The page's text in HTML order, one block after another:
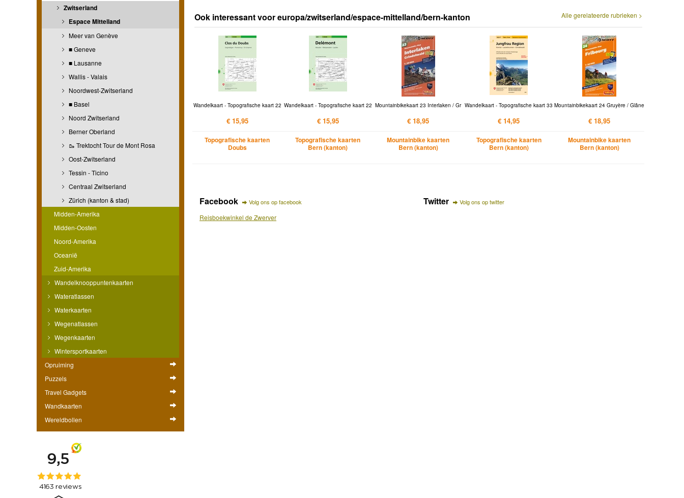
Zwitserland
Espace Mittelland
Meer van Genève
■ Geneve
■ Lausanne
Wallis - Valais
Noordwest-Zwitserland
■ Basel
Noord Zwitserland
Berner Oberland
🥾 Trektocht Tour de Mont Rosa
Oost-Zwitserland
Tessin - Ticino
Centraal Zwitserland
Zürich (kanton & stad)
Midden-Amerika
Midden-Oosten
Noord-Amerika
Oceanië
Zuid-Amerika
Wandelknooppuntenkaarten
Wateratlassen
Waterkaarten
Wegenatlassen
Wegenkaarten
Wintersportkaarten
Opruiming
Puzzels
Travel Gadgets
Wandkaarten
Wereldbollen
Alle gerelateerde rubrieken >
Ook interessant voor europa/zwitserland/espace-mittelland/bern-kanton
Wandelkaart - Topografische kaart 22
€ 15,95
Topografische kaarten
Doubs
Wandelkaart - Topografische kaart 22
€ 15,95
Topografische kaarten
Bern (kanton)
Mountainbikekaart 23 Interlaken / Gr
€ 18,95
Mountainbike kaarten
Bern (kanton)
Wandelkaart - Topografische kaart 33
€ 14,95
Topografische kaarten
Bern (kanton)
Mountainbikekaart 24 Gruyère / Glâne
€ 18,95
Mountainbike kaarten
Bern (kanton)
Facebook Volg ons op facebook
Reisboekwinkel de Zwerver
Twitter Volg ons op twitter